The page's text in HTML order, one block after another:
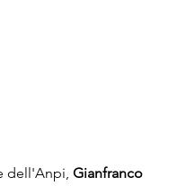
dell'Anpi, Gianfranco